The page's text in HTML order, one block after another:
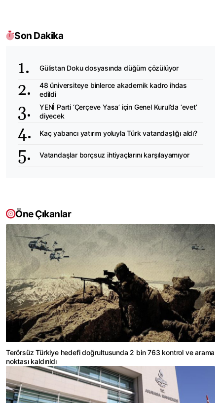
Son Dakika
Gülistan Doku dosyasında düğüm çözülüyor
48 üniversiteye binlerce akademik kadro ihdas
edildi
YENİ Parti ‘Çerçeve Yasa’ için Genel Kurul’da ‘evet’
diyecek
Kaç yabancı yatırım yoluyla Türk vatandaşlığı aldı?
Vatandaşlar borçsuz ihtiyaçlarını karşılayamıyor
Öne Çıkanlar
Terörsüz Türkiye hedefi doğrultusunda 2 bin 763 kontrol ve arama
noktası kaldırıldı